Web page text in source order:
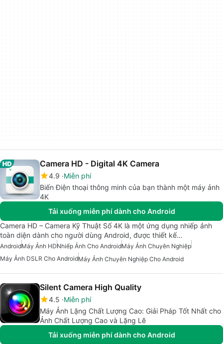
Camera HD - Digital 4K Camera
4.9 Miễn phí
Biến Điện thoại thông minh của bạn thành một máy ảnh
4K
Tải xuống miễn phí dành cho Android
Camera HD – Camera Kỹ Thuật Số 4K là một ứng dụng nhiếp ảnh
toàn diện dành cho người dùng Android, được thiết kế…
AndroidMáy Ảnh HDNhiếp Ảnh Cho AndroidMáy Ảnh Chuyên Nghiệp
Máy Ảnh DSLR Cho AndroidMáy Ảnh Chuyên Nghiệp Cho Android
Silent Camera High Quality
4.5 Miễn phí
Máy Ảnh Lặng Chất Lượng Cao: Giải Pháp Tốt Nhất cho
Ảnh Chất Lượng Cao và Lặng Lẽ
Tải xuống miễn phí dành cho Android